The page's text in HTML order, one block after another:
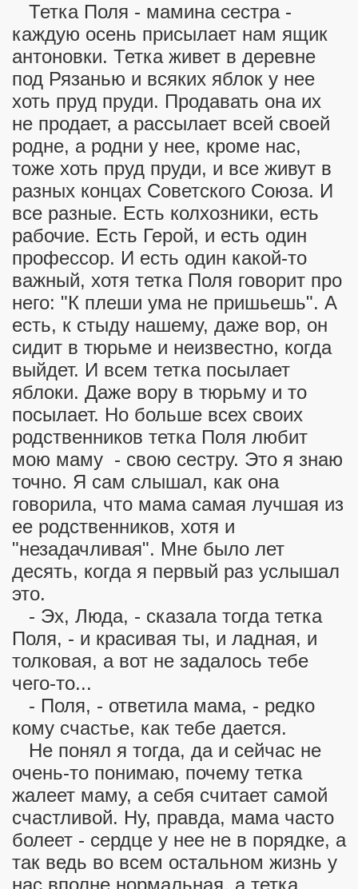
Тетка Поля - мамина сестра -
каждую осень присылает нам ящик
антоновки. Тетка живет в деревне
под Рязанью и всяких яблок у нее
хоть пруд пруди. Продавать она их
не продает, а рассылает всей своей
родне, а родни у нее, кроме нас,
тоже хоть пруд пруди, и все живут в
разных концах Советского Союза. И
все разные. Есть колхозники, есть
рабочие. Есть Герой, и есть один
профессор. И есть один какой-то
важный, хотя тетка Поля говорит про
него: "К плеши ума не пришьешь". А
есть, к стыду нашему, даже вор, он
сидит в тюрьме и неизвестно, когда
выйдет. И всем тетка посылает
яблоки. Даже вору в тюрьму и то
посылает. Но больше всех своих
родственников тетка Поля любит
мою маму - свою сестру. Это я знаю
точно. Я сам слышал, как она
говорила, что мама самая лучшая из
ее родственников, хотя и
"незадачливая". Мне было лет
десять, когда я первый раз услышал
это.
- Эх, Люда, - сказала тогда тетка
Поля, - и красивая ты, и ладная, и
толковая, а вот не задалось тебе
чего-то...
- Поля, - ответила мама, - редко
кому счастье, как тебе дается.
Не понял я тогда, да и сейчас не
очень-то понимаю, почему тетка
жалеет маму, а себя считает самой
счастливой. Ну, правда, мама часто
болеет - сердце у нее не в порядке, а
так ведь во всем остальном жизнь у
нас вполне нормальная, а тетка
лагере